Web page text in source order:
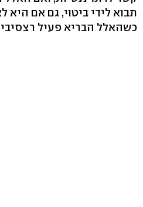
תבוא לידי ביטוי, גם אם היא
כשהאלל הבריא פעיל